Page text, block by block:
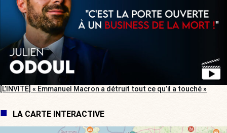
[L’INVITÉ] « Emmanuel Macron a détruit tout ce qu’il a touché »
LA CARTE INTERACTIVE